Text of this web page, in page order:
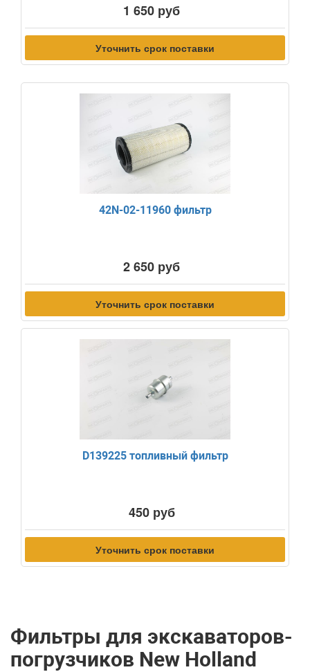
1 650 руб
Уточнить срок поставки
42N-02-11960 фильтр
2 650 руб
Уточнить срок поставки
D139225 топливный фильтр
450 руб
Уточнить срок поставки
Фильтры для экскаваторов-
погрузчиков New Holland